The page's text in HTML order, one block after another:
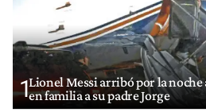
1Lionel Messi arribó por la noche
en familia a su padre Jorge